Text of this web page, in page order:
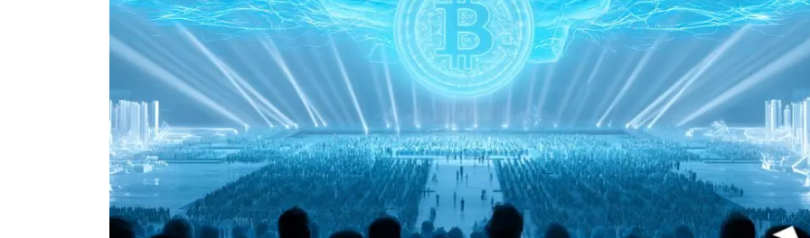
Guides
Acheter Cryptomonnaies
Prédictions
Cryptomonnaies
Bitcoin (BTC)